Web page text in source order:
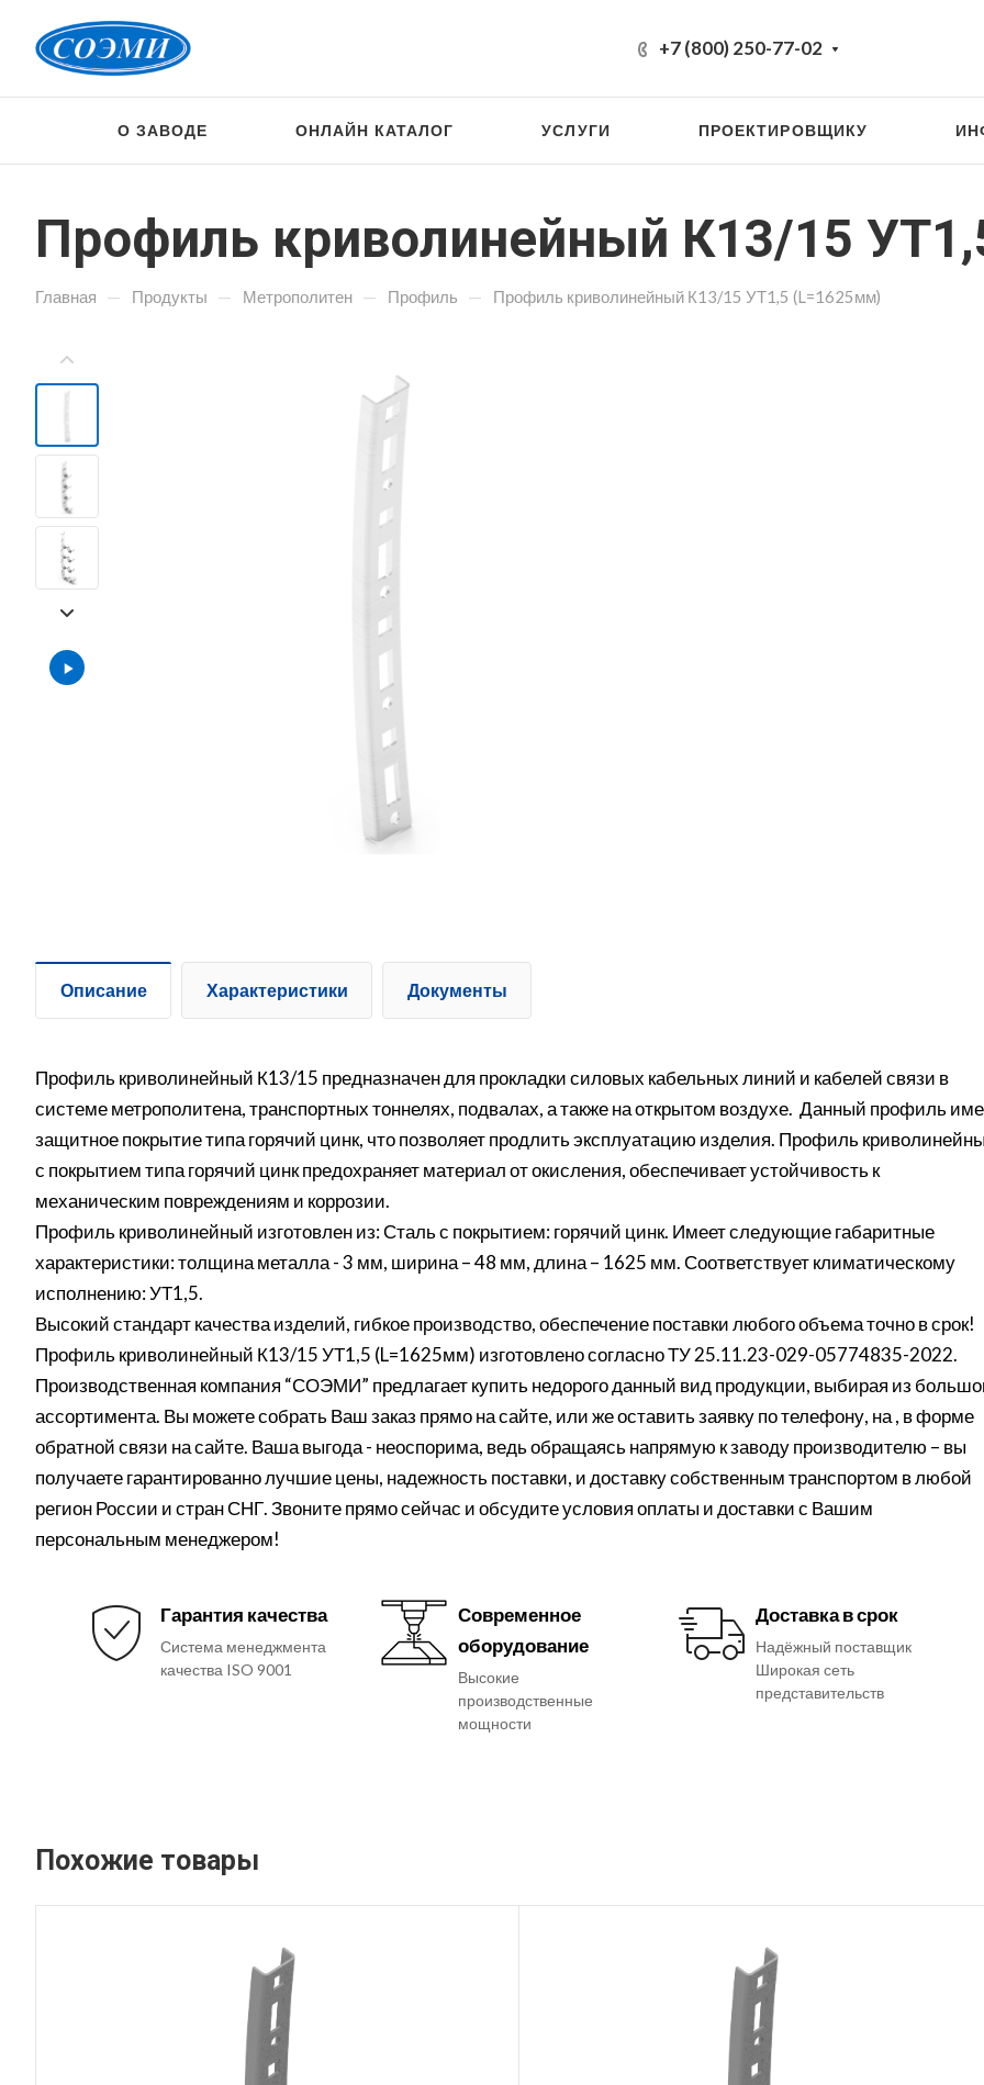
+7 (800) 250-77-02
О ЗАВОДЕ ОНЛАЙН КАТАЛОГ УСЛУГИ ПРОЕКТИРОВЩИКУ
Профиль криволинейный К13/15
Главная — Продукты — Метрополитен — Профиль — Профиль криволинейный К13/15 УТ1,5 (L=1625мм)
Описание Характеристики Документы
Профиль криволинейный К13/15 предназначен для прокладки силовых кабельных линий и кабелей связи в
системе метрополитена, транспортных тоннелях, подвалах, а также на открытом воздухе. Данный профиль
защитное покрытие типа горячий цинк, что позволяет продлить эксплуатацию изделия. Профиль
с покрытием типа горячий цинк предохраняет материал от окисления, обеспечивает устойчивость к
механическим повреждениям и коррозии.
Профиль криволинейный изготовлен из: Сталь с покрытием: горячий цинк. Имеет следующие габаритные
характеристики: толщина металла - 3 мм, ширина – 48 мм, длина – 1625 мм. Соответствует климатическому
исполнению: УТ1,5.
Высокий стандарт качества изделий, гибкое производство, обеспечение поставки любого объема точно в срок!
Профиль криволинейный К13/15 УТ1,5 (L=1625мм) изготовлено согласно ТУ 25.11.23-029-05774835-2022.
Производственная компания “СОЭМИ” предлагает купить недорого данный вид продукции, выбирая из
ассортимента. Вы можете собрать Ваш заказ прямо на сайте, или же оставить заявку по телефону, на , в форме
обратной связи на сайте. Ваша выгода - неоспорима, ведь обращаясь напрямую к заводу производителю – вы
получаете гарантированно лучшие цены, надежность поставки, и доставку собственным транспортом в любой
регион России и стран СНГ. Звоните прямо сейчас и обсудите условия оплаты и доставки с Вашим
персональным менеджером!
Гарантия качества
Система менеджмента
качества ISO 9001
Современное
оборудование
Высокие
производственные
мощности
Доставка в срок
Надёжный поставщик
Широкая сеть
представительств
Похожие товары